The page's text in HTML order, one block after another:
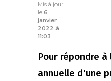
Mis à jour
le 6
janvier
2022 à
11:03
Pour répondre
annuelle d'une